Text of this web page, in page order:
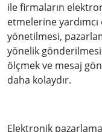
ile firmaların
etmelerine
yönetilmesi,
yönelik
ölçmek ve mesaj
daha kolaydır.
Elektronik